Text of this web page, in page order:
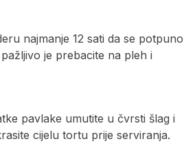
najmanje 12 sati da se potpuno
je prebacite na pleh i
pavlake umutite u čvrsti šlag i
cijelu tortu prije serviranja.